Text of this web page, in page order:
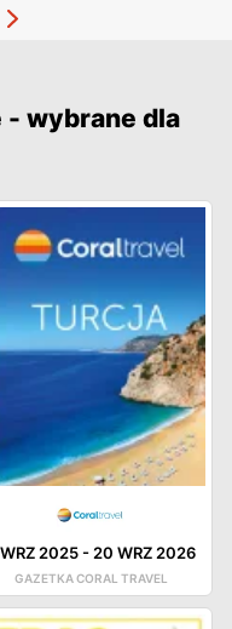
- wybrane dla
2025- 20 WRZ 2026
GAZETKA CORAL TRAVEL